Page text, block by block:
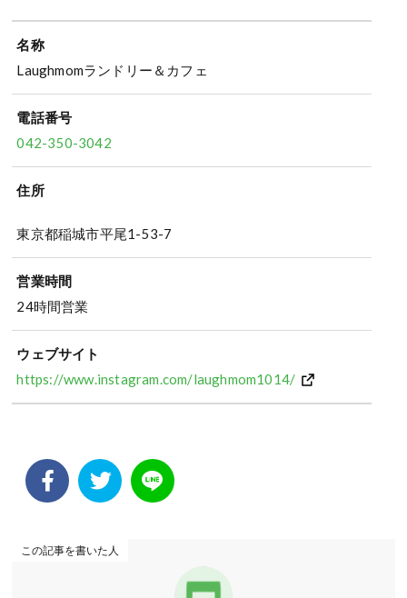
名称
Laughmomランドリー＆カフェ
電話番号
042-350-3042
住所
東京都稲城市平尾1-53-7
営業時間
24時間営業
ウェブサイト
https://www.instagram.com/laughmom1014/
この記事を書いた人